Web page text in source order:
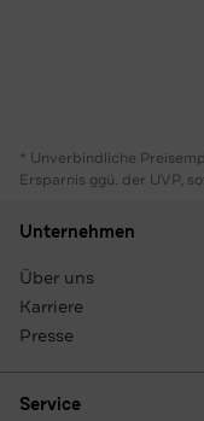
* Unverbindliche
Ersparnis ggü. der UVP,
Unternehmen
Über uns
Karriere
Presse
Service